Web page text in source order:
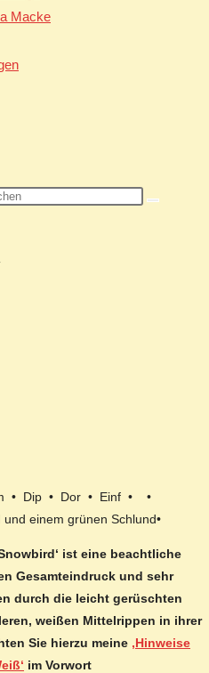
Macke
• Dip • Dor • Einf • •
einem grünen Schlund•
ist eine beachtliche
Gesamteindruck und sehr
durch die leicht gerüschten
weißen Mittelrippen in ihrer
Sie hierzu meine ‚Hinweise
im Vorwort